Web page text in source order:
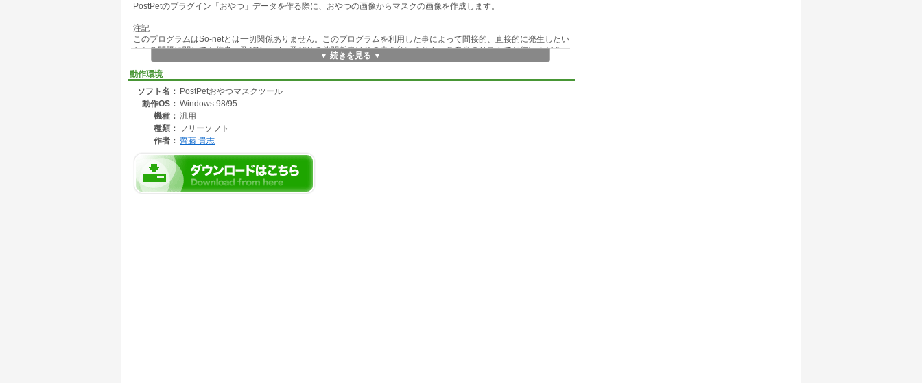
PostPetのプラグイン「おやつ」データを作る際に、おやつの画像からマスクの画像を作成します。
注記
このプログラムはSo-netとは一切関係ありません。このプログラムを利用した事によって間接的、直接的に発生したい
かなる問題に関しても作者、及びSo-net、及びその他関係者はその責を負いません。ご自身のリスクでお使いくださ
PostPet、ポストペット、PostPetロゴは、ソニーコミュニケーションネットワーク株式会社の商標です。
▼ 続きを見る ▼
動作環境
ソフト名： PostPetおやつマスクツール
動作OS： Windows 98/95
機種： 汎用
種類： フリーソフト
作者： 齊藤 貴志